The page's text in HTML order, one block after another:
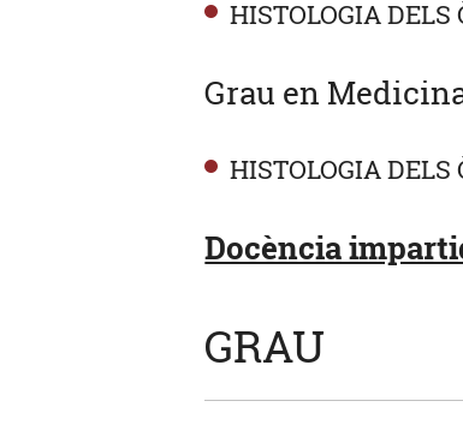
HISTOLOGIA DELS
Grau en
HISTOLOGIA DELS
Docència
GRAU